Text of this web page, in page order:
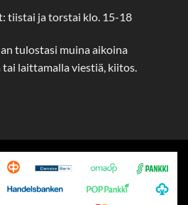
tiistai ja torstai klo. 15-18
tulostasi muina aikoina
laittamalla viestiä, kiitos.